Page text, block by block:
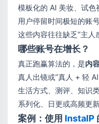
模板化的 AI 美妆、试色
用户停留时间极短的账
这些内容往往缺乏“主人
哪些账号在增长？
真正跑赢算法的，是内
真人出镜或“真人 + 轻
生活方式、测评、知识
系列化、日更或高频更
案例：使用 InstaIP